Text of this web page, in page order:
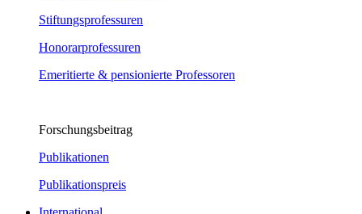
Stiftungsprofessuren
Honorarprofessuren
Emeritierte & pensionierte Professoren
Forschungsbeitrag
Publikationen
Publikationspreis